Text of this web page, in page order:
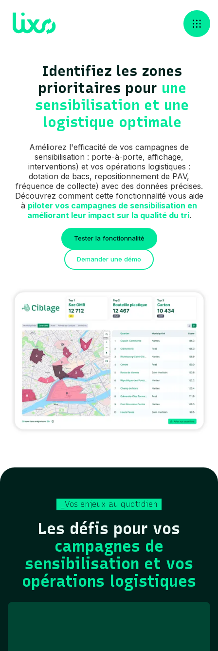
Identifiez les zones
prioritaires pour une
sensibilisation et une
logistique optimale
Améliorez l'efficacité de vos campagnes de
sensibilisation : porte-à-porte, affichage,
interventions) et vos opérations logistiques :
dotation de bacs, repositionnement de PAV,
fréquence de collecte) avec des données précises.
Découvrez comment cette fonctionnalité vous aide
à piloter vos campagnes de sensibilisation en
améliorant leur impact sur la qualité du tri.
Tester la fonctionnalité
Demander une démo
_Vos enjeux au quotidien
Les défis pour vos
campagnes de
sensibilisation et vos
opérations logistiques